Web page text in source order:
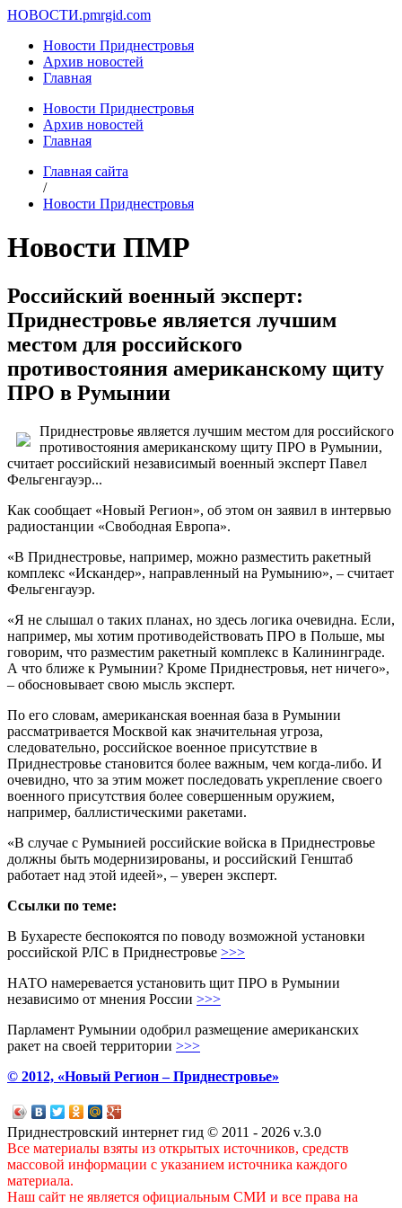
НОВОСТИ.pmrgid.com
Новости Приднестровья
Архив новостей
Главная
Новости Приднестровья
Архив новостей
Главная
Главная сайта
/
Новости Приднестровья
Новости ПМР
Российский военный эксперт:
Приднестровье является лучшим
местом для российского
противостояния американскому щиту
ПРО в Румынии
Приднестровье является лучшим местом для российского
противостояния американскому щиту ПРО в Румынии,
считает российский независимый военный эксперт Павел
Фельгенгауэр...
Как сообщает «Новый Регион», об этом он заявил в интервью
радиостанции «Свободная Европа».
«В Приднестровье, например, можно разместить ракетный
комплекс «Искандер», направленный на Румынию», – считает
Фельгенгауэр.
«Я не слышал о таких планах, но здесь логика очевидна. Если,
например, мы хотим противодействовать ПРО в Польше, мы
говорим, что разместим ракетный комплекс в Калининграде.
А что ближе к Румынии? Кроме Приднестровья, нет ничего»,
– обосновывает свою мысль эксперт.
По его словам, американская военная база в Румынии
рассматривается Москвой как значительная угроза,
следовательно, российское военное присутствие в
Приднестровье становится более важным, чем когда-либо. И
очевидно, что за этим может последовать укрепление своего
военного присутствия более совершенным оружием,
например, баллистическими ракетами.
«В случае с Румынией российские войска в Приднестровье
должны быть модернизированы, и российский Генштаб
работает над этой идеей», – уверен эксперт.
Ссылки по теме:
В Бухаресте беспокоятся по поводу возможной установки
российской РЛС в Приднестровье >>>
НАТО намеревается установить щит ПРО в Румынии
независимо от мнения России >>>
Парламент Румынии одобрил размещение американских
ракет на своей территории >>>
© 2012, «Новый Регион – Приднестровье»
Приднестровский интернет гид © 2011 - 2026 v.3.0
Все материалы взяты из открытых источников, средств
массовой информации с указанием источника каждого
материала.
Наш сайт не является официальным СМИ и все права на